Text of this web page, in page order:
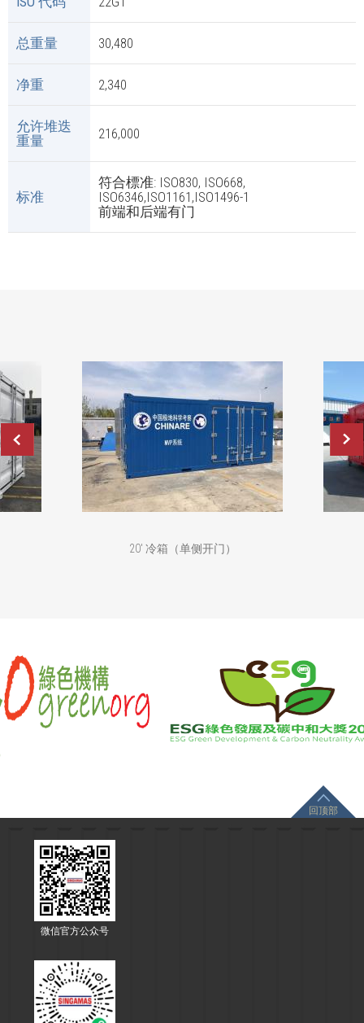
总重量 30,480
净重 2,340
允许堆迭
重量
216,000
标准
符合標准: ISO830, ISO668,
ISO6346,ISO1161,ISO1496-1
前端和后端有门
20' 冷箱（单侧开门）
回顶部
微信官方公众号